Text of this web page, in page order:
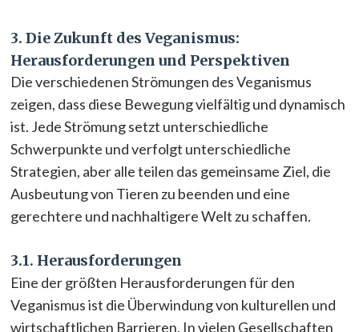
3. Die Zukunft des Veganismus:
Herausforderungen und Perspektiven
Die verschiedenen Strömungen des Veganismus
zeigen, dass diese Bewegung vielfältig und dynamisch
ist. Jede Strömung setzt unterschiedliche
Schwerpunkte und verfolgt unterschiedliche
Strategien, aber alle teilen das gemeinsame Ziel, die
Ausbeutung von Tieren zu beenden und eine
gerechtere und nachhaltigere Welt zu schaffen.
3.1. Herausforderungen
Eine der größten Herausforderungen für den
Veganismus ist die Überwindung von kulturellen und
wirtschaftlichen Barrieren. In vielen Gesellschaften